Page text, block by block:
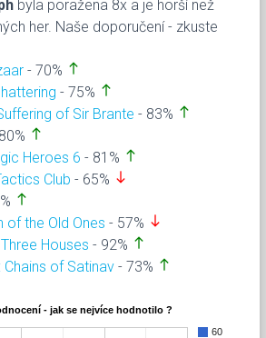
byla poražena 8x a je horší než
her. Naše doporučení - zkuste
- 70% north
- 75% north
of Sir Brante - 83% north
north
Heroes 6 - 81% north
Club - 65% south
north
of the Old Ones - 57% south
Houses - 92% north
Chains of Satinav - 73% north
- jak se nejvíce hodnotilo ?
60